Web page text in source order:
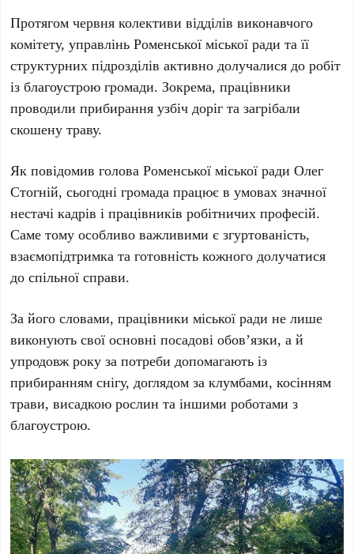
Протягом червня колективи відділів виконавчого
комітету, управлінь Роменської міської ради та її
структурних підрозділів активно долучалися до робіт
із благоустрою громади. Зокрема, працівники
проводили прибирання узбіч доріг та загрібали
скошену траву.
Як повідомив голова Роменської міської ради Олег
Стогній, сьогодні громада працює в умовах значної
нестачі кадрів і працівників робітничих професій.
Саме тому особливо важливими є згуртованість,
взаємопідтримка та готовність кожного долучатися
до спільної справи.
За його словами, працівники міської ради не лише
виконують свої основні посадові обов’язки, а й
упродовж року за потреби допомагають із
прибиранням снігу, доглядом за клумбами, косінням
трави, висадкою рослин та іншими роботами з
благоустрою.